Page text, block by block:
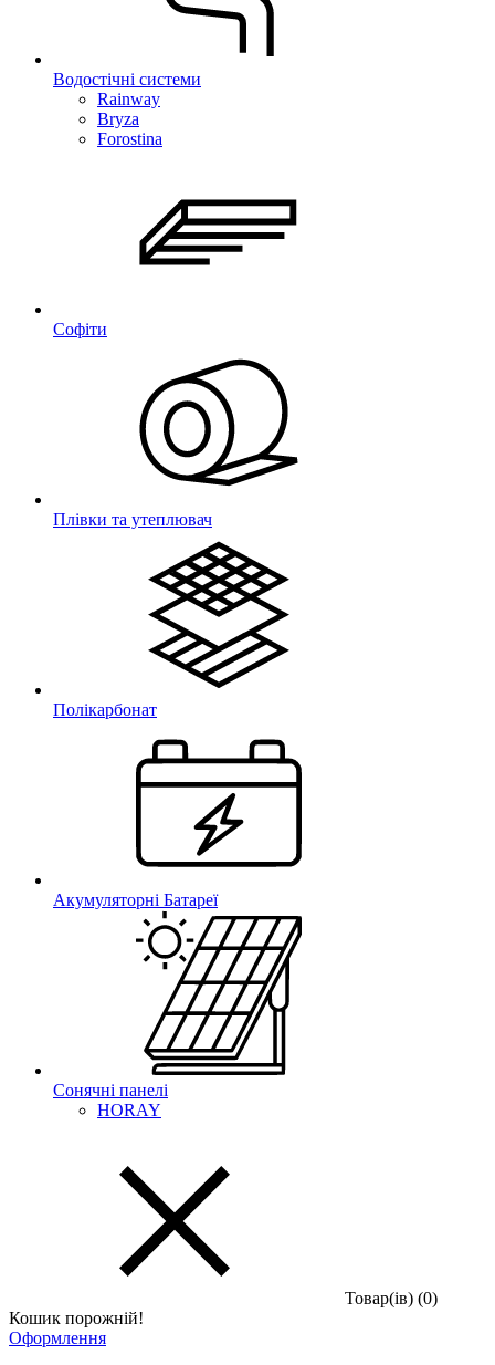
Водостічні системи
Rainway
Bryza
Forostina
Софіти
Плівки та утеплювач
Полікарбонат
Акумуляторні Батареї
Сонячні панелі
HORAY
Товар(iв) (0)
Кошик порожній!
Оформлення